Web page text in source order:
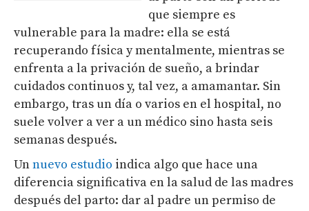
que siempre es
vulnerable para la madre: ella se está
recuperando física y mentalmente, mientras se
enfrenta a la privación de sueño, a brindar
cuidados continuos y, tal vez, a amamantar. Sin
embargo, tras un día o varios en el hospital, no
suele volver a ver a un médico sino hasta seis
semanas después.
Unnuevo estudio indica algo que hace una
diferencia significativa en la salud de las madres
después del parto: dar al padre un permiso de